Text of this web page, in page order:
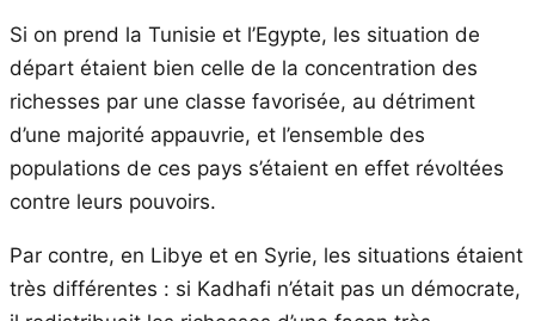
Si on prend la Tunisie et l’Egypte, les situation de
départ étaient bien celle de la concentration des
richesses par une classe favorisée, au détriment
d’une majorité appauvrie, et l’ensemble des
populations de ces pays s’étaient en effet révoltées
contre leurs pouvoirs.
Par contre, en Libye et en Syrie, les situations étaient
très différentes : si Kadhafi n’était pas un démocrate,